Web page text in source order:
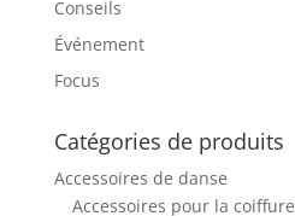
Conseils
Événement
Focus
Catégories de produits
Accessoires de danse
Accessoires pour la coiffure